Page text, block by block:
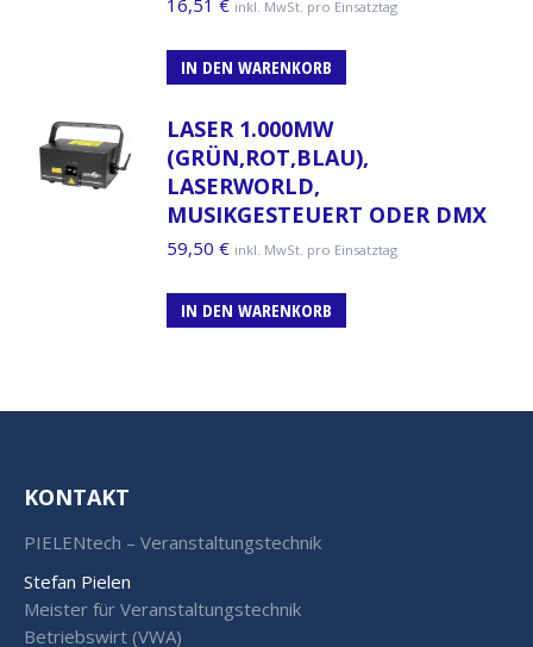
inkl. MwSt. pro Einsatztag
IN DEN WARENKORB
LASER 1.000MW
(GRÜN,ROT,BLAU),
LASERWORLD,
MUSIKGESTEUERT ODER DMX
59,50 € inkl. MwSt. pro Einsatztag
IN DEN WARENKORB
KONTAKT
PIELENtech – Veranstaltungstechnik
Stefan Pielen
Meister für Veranstaltungstechnik
Betriebswirt (VWA)